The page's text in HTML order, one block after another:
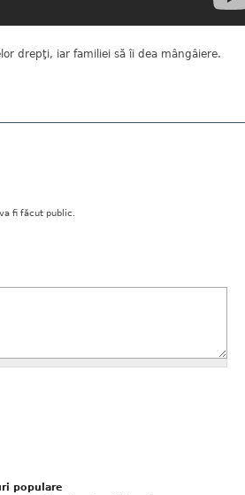
drepţi, iar familiei să îi dea mângâiere.
fi făcut public.
populare